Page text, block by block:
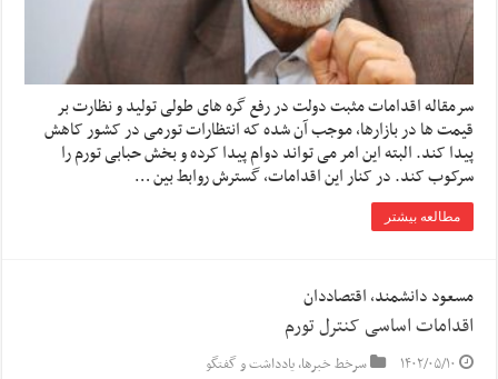
سرمقاله اقدامات مثبت دولت در رفع گره های طولی تولید و نظارت بر
قیمت ها در بازارها، موجب آن شده که انتظارات تورمی در کشور کاهش
پیدا کند. البته این امر می تواند دوام پیدا کرده و بخش حبابی تورم را
سرکوب کند. در کنار این اقدامات، گسترش روابط بین …
مطالعه بیشتر
مسعود دانشمند، اقتصاددان
اقدامات اساسی کنترل تورم
۱۴۰۲/۰۵/۱۰ سرخط خبرها,یادداشت و گفتگو